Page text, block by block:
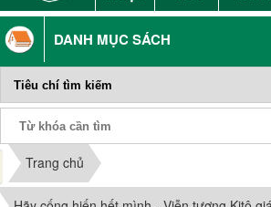
DANH MỤC SÁCH
Trang chủ